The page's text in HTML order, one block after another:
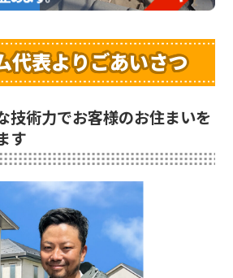
代表よりごあいさつ
技術力でお客様のお住まいを
す